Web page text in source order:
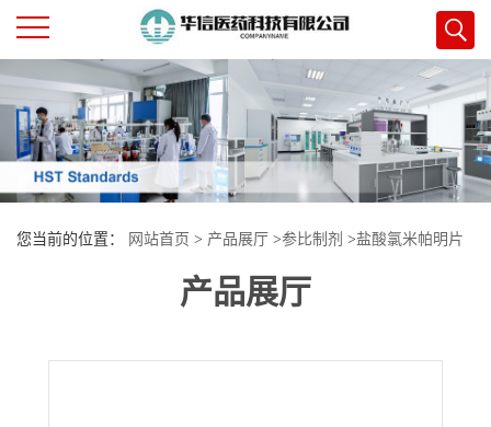
公
司
首
页
司
您当前的位置： 网站首页 > 产品展厅 >参比制剂 >盐酸氯米帕明片
产品展厅